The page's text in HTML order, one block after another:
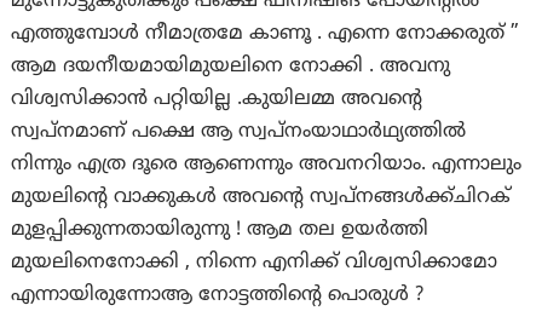
എത്തുമ്പോൾ നീമാത്രമേ കാണൂ . എന്നെ നോക്കരുത് ”
ആമ ദയനീയമായിമുയലിനെ നോക്കി . അവനു
വിശ്വസിക്കാൻ പറ്റിയില്ല .കുയിലമ്മ അവന്റെ
സ്വപ്നമാണ് പക്ഷെ ആ സ്വപ്നംയാഥാർഥ്യത്തിൽ
നിന്നും എത്ര ദൂരെ ആണെന്നും അവനറിയാം. എന്നാലും
മുയലിന്റെ വാക്കുകൾ അവന്റെ സ്വപ്നങ്ങൾക്ക്ചിറക്
മുളപ്പിക്കുന്നതായിരുന്നു ! ആമ തല ഉയർത്തി
മുയലിനെനോക്കി , നിന്നെ എനിക്ക് വിശ്വസിക്കാമോ
എന്നായിരുന്നോആ നോട്ടത്തിന്റെ പൊരുൾ ?